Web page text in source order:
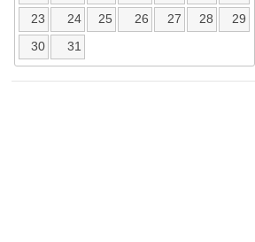
23
24 25 26 27 28
29
30
31